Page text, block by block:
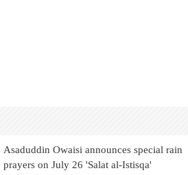
Asaduddin Owaisi announces special rain
prayers on July 26 'Salat al-Istisqa'